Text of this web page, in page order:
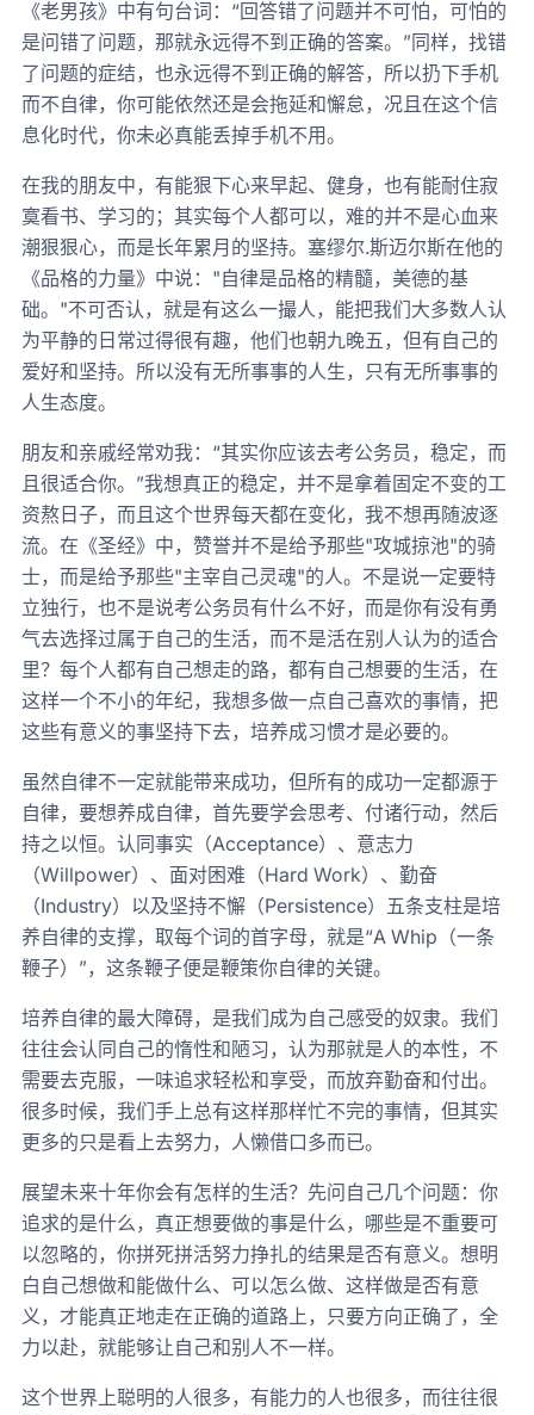
《老男孩》中有句台词：“回答错了问题并不可怕，可怕的
是问错了问题，那就永远得不到正确的答案。”同样，找错
了问题的症结，也永远得不到正确的解答，所以扔下手机
而不自律，你可能依然还是会拖延和懈怠，况且在这个信
息化时代，你未必真能丢掉手机不用。
在我的朋友中，有能狠下心来早起、健身，也有能耐住寂
寞看书、学习的；其实每个人都可以，难的并不是心血来
潮狠狠心，而是长年累月的坚持。塞缪尔.斯迈尔斯在他的
《品格的力量》中说："自律是品格的精髓，美德的基
础。"不可否认，就是有这么一撮人，能把我们大多数人认
为平静的日常过得很有趣，他们也朝九晚五，但有自己的
爱好和坚持。所以没有无所事事的人生，只有无所事事的
人生态度。
朋友和亲戚经常劝我：“其实你应该去考公务员，稳定，而
且很适合你。”我想真正的稳定，并不是拿着固定不变的工
资熬日子，而且这个世界每天都在变化，我不想再随波逐
流。在《圣经》中，赞誉并不是给予那些"攻城掠池"的骑
士，而是给予那些"主宰自己灵魂"的人。不是说一定要特
立独行，也不是说考公务员有什么不好，而是你有没有勇
气去选择过属于自己的生活，而不是活在别人认为的适合
里？每个人都有自己想走的路，都有自己想要的生活，在
这样一个不小的年纪，我想多做一点自己喜欢的事情，把
这些有意义的事坚持下去，培养成习惯才是必要的。
虽然自律不一定就能带来成功，但所有的成功一定都源于
自律，要想养成自律，首先要学会思考、付诸行动，然后
持之以恒。认同事实（Acceptance）、意志力
（Willpower）、面对困难（Hard Work）、勤奋
（Industry）以及坚持不懈（Persistence）五条支柱是培
养自律的支撑，取每个词的首字母，就是“A Whip（一条
鞭子）”，这条鞭子便是鞭策你自律的关键。
培养自律的最大障碍，是我们成为自己感受的奴隶。我们
往往会认同自己的惰性和陋习，认为那就是人的本性，不
需要去克服，一味追求轻松和享受，而放弃勤奋和付出。
很多时候，我们手上总有这样那样忙不完的事情，但其实
更多的只是看上去努力，人懒借口多而已。
展望未来十年你会有怎样的生活？先问自己几个问题：你
追求的是什么，真正想要做的事是什么，哪些是不重要可
以忽略的，你拼死拼活努力挣扎的结果是否有意义。想明
白自己想做和能做什么、可以怎么做、这样做是否有意
义，才能真正地走在正确的道路上，只要方向正确了，全
力以赴，就能够让自己和别人不一样。
这个世界上聪明的人很多，有能力的人也很多，而往往很